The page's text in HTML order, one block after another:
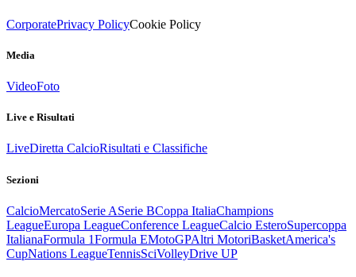
CorporatePrivacy PolicyCookie Policy
Media
VideoFoto
Live e Risultati
LiveDiretta CalcioRisultati e Classifiche
Sezioni
CalcioMercatoSerie ASerie BCoppa ItaliaChampions
LeagueEuropa LeagueConference LeagueCalcio EsteroSupercoppa
ItalianaFormula 1Formula EMotoGPAltri MotoriBasketAmerica's
CupNations LeagueTennisSciVolleyDrive UP